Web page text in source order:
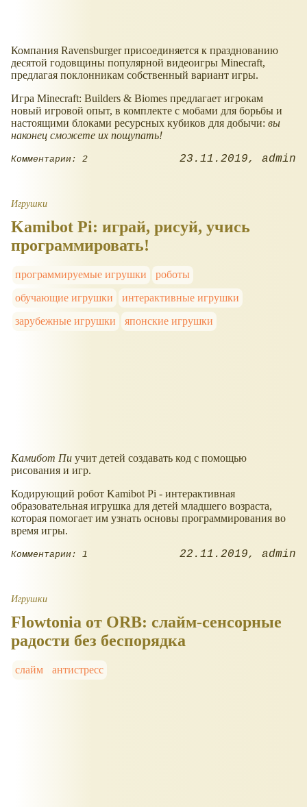
Компания Ravensburger присоединяется к празднованию
десятой годовщины популярной видеоигры Minecraft,
предлагая поклонникам собственный вариант игры.
Игра Minecraft: Builders & Biomes предлагает игрокам
новый игровой опыт, в комплекте с мобами для борьбы и
настоящими блоками ресурсных кубиков для добычи: вы
наконец сможете их пощупать!
Комментарии: 2 23.11.2019 admin
Игрушки
Kamibot Pi: играй, рисуй, учись
программировать!
программируемые игрушки
роботы
обучающие игрушки
интерактивные игрушки
зарубежные игрушки
японские игрушки
Камибот Пи учит детей создавать код с помощью
рисования и игр.
Кодирующий робот Kamibot Pi - интерактивная
образовательная игрушка для детей младшего возраста,
которая помогает им узнать основы программирования во
время игры.
Комментарии: 1 22.11.2019 admin
Игрушки
Flowtonia от ORB: слайм-сенсорные
радости без беспорядка
слайм антистресс